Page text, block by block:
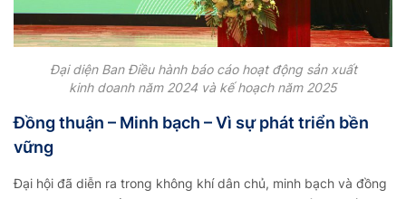
Đại diện Ban Điều hành báo cáo hoạt động sản xuất
kinh doanh năm 2024 và kế hoạch năm 2025
Đồng thuận – Minh bạch – Vì sự phát triển bền
vững
Đại hội đã diễn ra trong không khí dân chủ, minh bạch và đồng